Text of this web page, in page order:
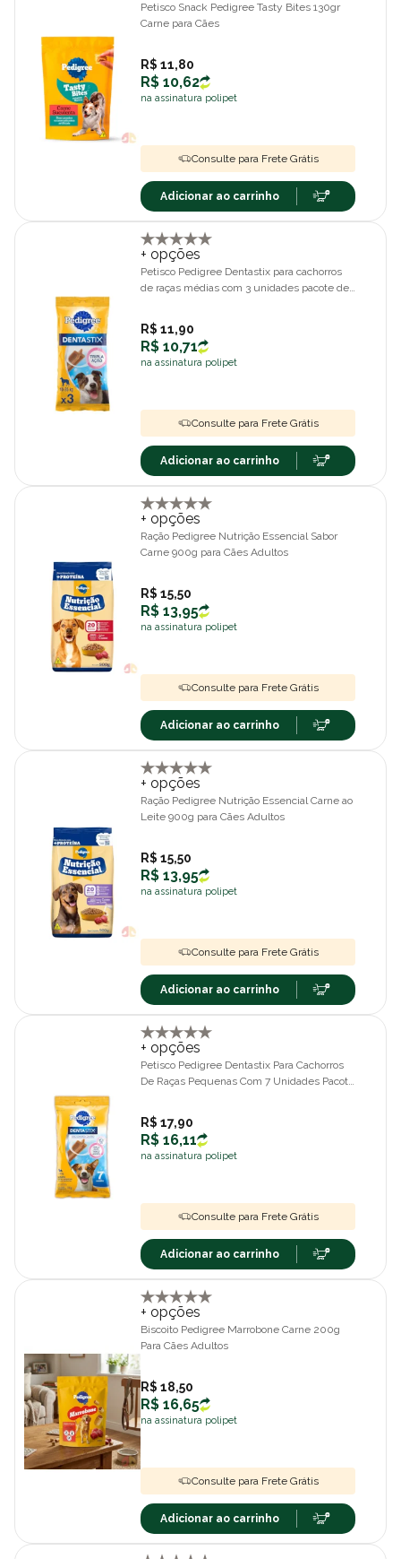
Petisco Snack Pedigree Tasty Bites 130gr
Carne para Cães
R$ 11,80
R$ 10,62
na assinatura polipet
Consulte para Frete Grátis
Adicionar ao carrinho
+ opções
Petisco Pedigree Dentastix para cachorros
de raças médias com 3 unidades pacote de
R$ 11,90
R$ 10,71
na assinatura polipet
Consulte para Frete Grátis
Adicionar ao carrinho
+ opções
Ração Pedigree Nutrição Essencial Sabor
Carne 900g para Cães Adultos
R$ 15,50
R$ 13,95
na assinatura polipet
Consulte para Frete Grátis
Adicionar ao carrinho
+ opções
Ração Pedigree Nutrição Essencial Carne ao
Leite 900g para Cães Adultos
R$ 15,50
R$ 13,95
na assinatura polipet
Consulte para Frete Grátis
Adicionar ao carrinho
+ opções
Petisco Pedigree Dentastix Para Cachorros
De Raças Pequenas Com 7 Unidades Pacote
R$ 17,90
R$ 16,11
na assinatura polipet
Consulte para Frete Grátis
Adicionar ao carrinho
+ opções
Biscoito Pedigree Marrobone Carne 200g
Para Cães Adultos
R$ 18,50
R$ 16,65
na assinatura polipet
Consulte para Frete Grátis
Adicionar ao carrinho